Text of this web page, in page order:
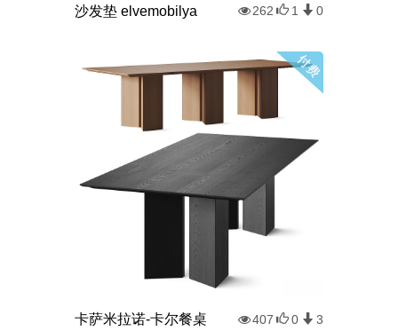
沙发垫 elvemobilya 262 1 0
卡萨米拉诺-卡尔餐桌 407 0 3